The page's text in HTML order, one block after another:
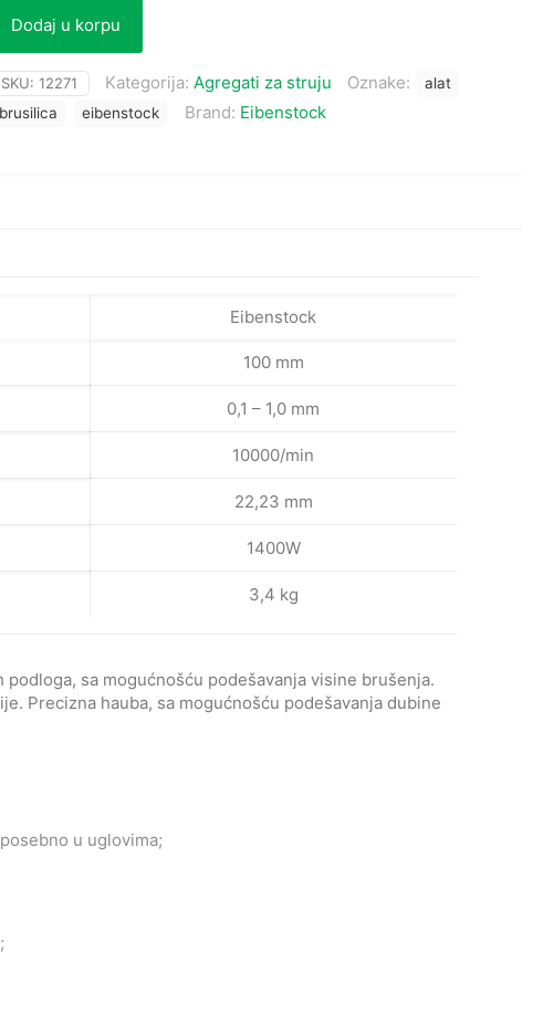
Dodaj u korpu
SKU: 12271 Kategorija: Agregati za struju Oznake:
alat
brusilica
eibenstock Brand: Eibenstock
Eibenstock
100 mm
0,1 – 1,0 mm
10000/min
22,23 mm
1400W
3,4 kg
sa mogućnošću podešavanja visine brušenja.
Precizna hauba, sa mogućnošću podešavanja dubine
u uglovima;